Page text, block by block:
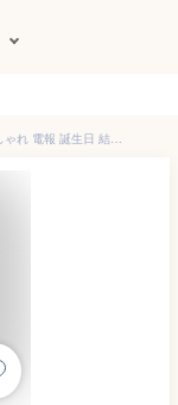
バルーン 開店祝い open 花 オープン 周年祝い おしゃれ 電報 誕生日 結婚式 送料無料 開業祝い プレゼント 20歳 お祝い 居酒屋 カフェ 飲食店 ネイル サロン 美容室 ショップ 受付 ホワイト ゴールド 金色 6000円 バルーンギフト 入学 発表会 卒業 敬老の日 即日発送